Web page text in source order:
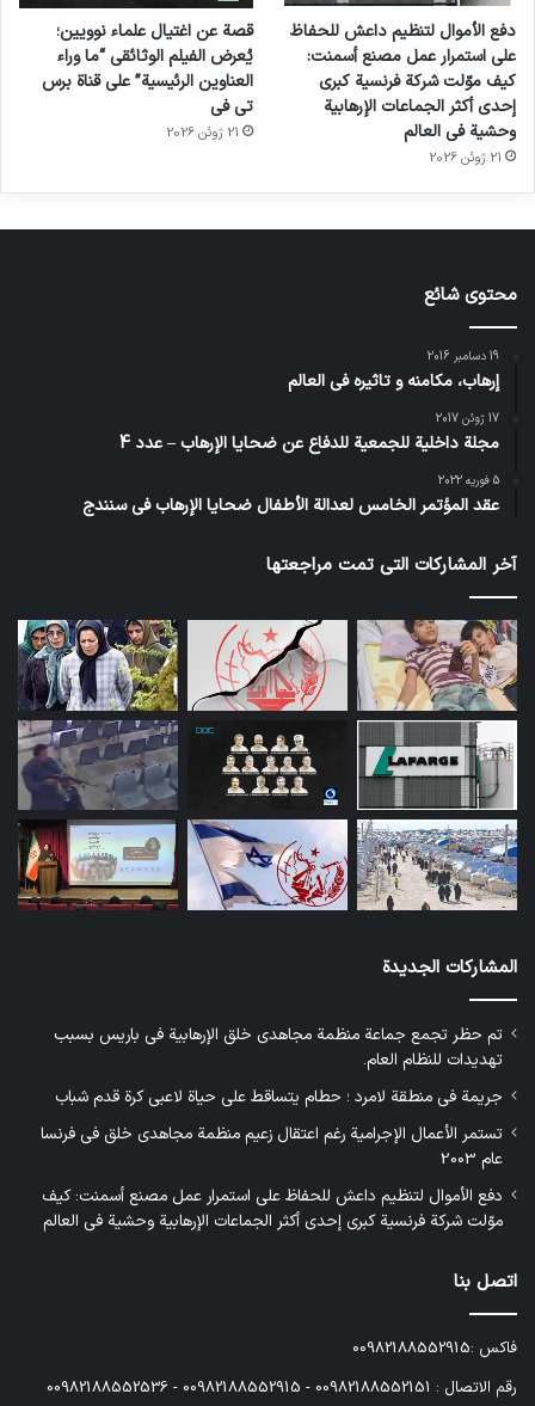
دفع الأموال لتنظيم داعش للحفاظ
على استمرار عمل مصنع أسمنت:
كيف موّلت شركة فرنسية كبرى
إحدى أكثر الجماعات الإرهابية
وحشية في العالم
21 ژوئن 2026
قصة عن اغتيال علماء نوويين؛
يُعرض الفيلم الوثائقي “ما وراء
العناوين الرئيسية” على قناة برس
تي في
21 ژوئن 2026
محتوى شائع
19 دسامبر 2016
إرهاب، مكامنه و تاثيره في العالم
17 ژوئن 2017
مجلة داخلية للجمعية للدفاع عن ضحايا الإرهاب – عدد 4
5 فوریه 2022
عقد المؤتمر الخامس لعدالة الأطفال ضحايا الإرهاب في سنندج
آخر المشاركات التي تمت مراجعتها
المشاركات الجديدة
تم حظر تجمع جماعة منظمة مجاهدي خلق الإرهابية في باريس بسبب
تهديدات للنظام العام.
جريمة في منطقة لامرد ؛ حطام يتساقط على حياة لاعبي كرة قدم شباب
تستمر الأعمال الإجرامية رغم اعتقال زعيم منظمة مجاهدي خلق في فرنسا
عام 2003
دفع الأموال لتنظيم داعش للحفاظ على استمرار عمل مصنع أسمنت: كيف
موّلت شركة فرنسية كبرى إحدى أكثر الجماعات الإرهابية وحشية في العالم
اتصل بنا
فاكس :00982188552915
رقم الاتصال : 00982188552151 - 00982188552915 - 00982188552536